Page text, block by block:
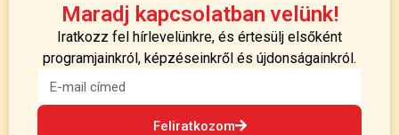
Maradj kapcsolatban velünk!
Iratkozz fel hírlevelünkre, és értesülj elsőként
programjainkról, képzéseinkről és újdonságainkról.
Feliratkozom